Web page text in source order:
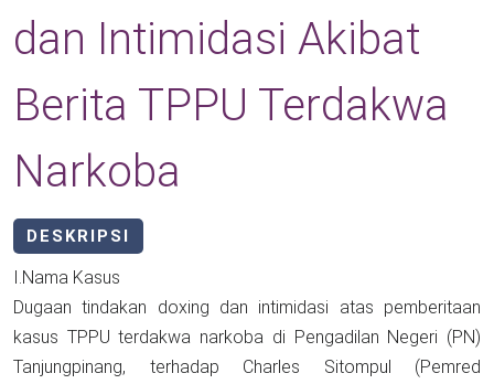
dan Intimidasi Akibat
Berita TPPU Terdakwa
Narkoba
DESKRIPSI
I.Nama Kasus
Dugaan tindakan doxing dan intimidasi atas pemberitaan
kasus TPPU terdakwa narkoba di Pengadilan Negeri (PN)
Tanjungpinang, terhadap Charles Sitompul (Pemred